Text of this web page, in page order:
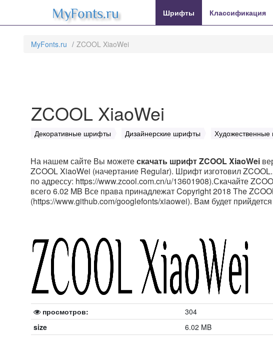
MyFonts.ru Шрифты Классификация
MyFonts.ru ZCOOL XiaoWei
ZCOOL XiaoWei
Декоративные шрифты Дизайнерские шрифты
На нашем сайте Вы можетескачать шрифт ZCOOL XiaoWei
ZCOOL XiaoWei (начертание Regular). Шрифт изготовил
по адрессу: https://www.zcool.com.cn/u/13601908).Скачайте
всего 6.02 MB Все права принадлежат Copyright 2018 The
(https://www.github.com/googlefonts/xiaowei). Вам будет
просмотров:
304
size
6.02 MB